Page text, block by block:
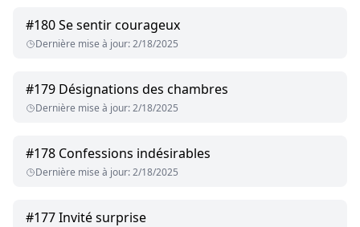
#180Se sentir courageux
Dernière mise à jour:2/18/2025
#179 Désignations des chambres
Dernière mise à jour:2/18/2025
#178 Confessions indésirables
Dernière mise à jour:2/18/2025
#177Invité surprise